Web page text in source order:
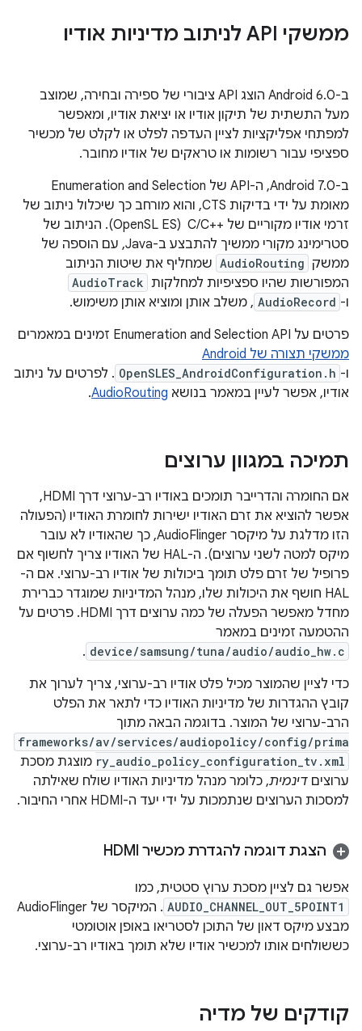
ממשקי API לניתוב מדיניות אודיו
ב-Android 6.0 הוצג API ציבורי של ספירה ובחירה, שמוצב
מעל התשתית של תיקון אודיו או יציאת אודיו, ומאפשר
למפתחי אפליקציות לציין העדפה לפלט או לקלט של מכשיר
ספציפי עבור רשומות או טראקים של אודיו מחובר.
ב-Android 7.0, ה-API של Enumeration and Selection
מאומת על ידי בדיקות CTS, והוא מורחב כך שיכלול ניתוב של
זרמי אודיו מקוריים של C/C++‎ ‏ (OpenSL ES). הניתוב של
סטרימינג מקורי ממשיך להתבצע ב-Java, עם הוספה של
ממשק AudioRouting שמחליף את שיטות הניתוב
המפורשות שהיו ספציפיות למחלקות AudioTrack
ו- AudioRecord , משלב אותן ומוציא אותן משימוש.
פרטים על Enumeration and Selection API זמינים במאמרים
ממשקי תצורה של Android
ו- OpenSLES_AndroidConfiguration.h . לפרטים על ניתוב
אודיו, אפשר לעיין במאמר בנושא AudioRouting
.
תמיכה במגוון ערוצים
אם החומרה והדרייבר תומכים באודיו רב-ערוצי דרך HDMI,
אפשר להוציא את זרם האודיו ישירות לחומרת האודיו (הפעולה
הזו מדלגת על מיקסר AudioFlinger, כך שהאודיו לא עובר
מיקס למטה לשני ערוצים). ה-HAL של האודיו צריך לחשוף אם
פרופיל של זרם פלט תומך ביכולות של אודיו רב-ערוצי. אם ה-
HAL חושף את היכולות שלו, מנהל המדיניות שמוגדר כברירת
מחדל מאפשר הפעלה של כמה ערוצים דרך HDMI. פרטים על
ההטמעה זמינים במאמר
device/samsung/tuna/audio/audio_hw.c
.
כדי לציין שהמוצר מכיל פלט אודיו רב-ערוצי, צריך לערוך את
קובץ ההגדרות של מדיניות האודיו כדי לתאר את הפלט
הרב-ערוצי של המוצר. בדוגמה הבאה מתוך
frameworks/av/services/audiopolicy/config/prima
ry_audio_policy_configuration_tv.xml מוצגת מסכת
ערוצים דינמית, כלומר מנהל מדיניות האודיו שולח שאילתה
למסכות הערוצים שנתמכות על ידי יעד ה-HDMI אחרי החיבור.
הצגת דוגמה להגדרת מכשיר HDMI
אפשר גם לציין מסכת ערוץ סטטית, כמו
AUDIO_CHANNEL_OUT_5POINT1
. המיקסר של AudioFlinger
מבצע מיקס דאון של התוכן לסטריאו באופן אוטומטי
כששולחים אותו למכשיר אודיו שלא תומך באודיו רב-ערוצי.
קודקים של מדיה